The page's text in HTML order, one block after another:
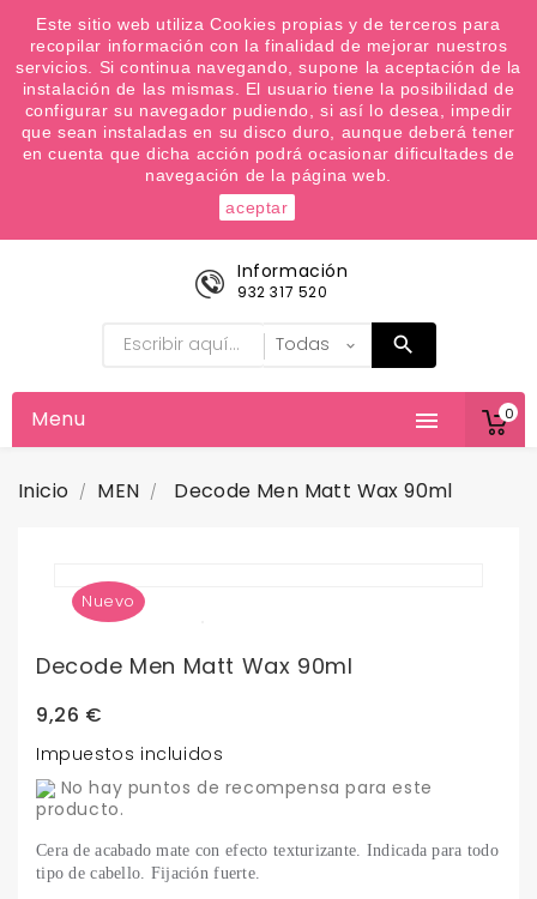
¿Quiere conocer las próximas ofertas del fin de
semana? Apúntate a nuestra Newsletter
Favoritos (0)

0
Información
932 317 520

Menu
Inicio MEN Decode Men Matt Wax 90ml
Nuevo
Decode Men Matt Wax 90ml
9,26 €
Impuestos incluidos
No hay puntos de recompensa para este
producto.
Cera de acabado mate con efecto texturizante. Indicada para todo
tipo de cabello. Fijación fuerte.
Este sitio web utiliza Cookies propias y de terceros para
recopilar información con la finalidad de mejorar nuestros
servicios. Si continua navegando, supone la aceptación de la
instalación de las mismas. El usuario tiene la posibilidad de
configurar su navegador pudiendo, si así lo desea, impedir
que sean instaladas en su disco duro, aunque deberá tener
en cuenta que dicha acción podrá ocasionar dificultades de
navegación de la página web.
aceptar